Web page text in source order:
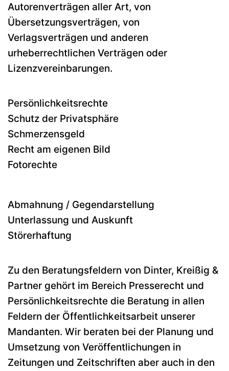
Autorenverträgen aller Art, von
Übersetzungsverträgen, von
Verlagsverträgen und anderen
urheberrechtlichen Verträgen oder
Lizenzvereinbarungen.
Persönlichkeitsrechte
Schutz der Privatsphäre
Schmerzensgeld
Recht am eigenen Bild
Fotorechte
Abmahnung / Gegendarstellung
Unterlassung und Auskunft
Störerhaftung
Zu den Beratungsfeldern von Dinter, Kreißig &
Partner gehört im Bereich Presserecht und
Persönlichkeitsrechte die Beratung in allen
Feldern der Öffentlichkeitsarbeit unserer
Mandanten. Wir beraten bei der Planung und
Umsetzung von Veröffentlichungen in
Zeitungen und Zeitschriften aber auch in den